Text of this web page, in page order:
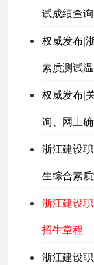
试成绩查
权威发布|
素质测试
权威发布|
询、网上
浙江建设
生综合素
浙江建设
招生章程
浙江建设